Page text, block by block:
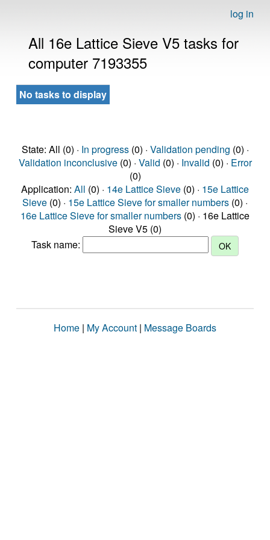
log in
All 16e Lattice Sieve V5 tasks for
computer 7193355
No tasks to display
State: All (0) · In progress(0) · Validation pending (0) ·
Validation inconclusive(0) · Valid (0) · Invalid (0) · Error
(0)
Application: All (0) · 14e Lattice Sieve (0) · 15e Lattice
Sieve (0) · 15e Lattice Sieve for smaller numbers (0) ·
16e Lattice Sieve for smaller numbers (0) · 16e Lattice
Sieve V5 (0)
Task name:
Home | My Account | Message Boards